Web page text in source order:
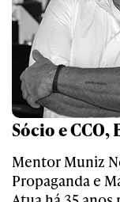
Sócio e CCO,
Mentor Muniz
Propaganda e